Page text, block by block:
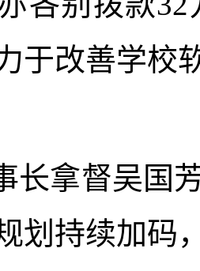
于改善学校
长拿督吴国
划持续加码